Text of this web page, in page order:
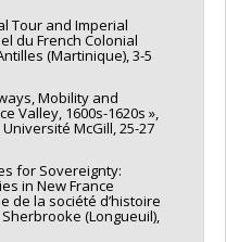
Tour and Imperial
du French Colonial
(Martinique), 3-5
Mobility and
Valley, 1600s-1620s »,
McGill, 25-27
for Sovereignty:
in New France
de la société d’histoire
(Longueuil),